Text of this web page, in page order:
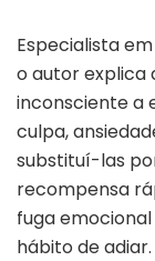
Especialista
o autor explica
inconsciente a
culpa,
substituí-las
recompensa
fuga
hábito de